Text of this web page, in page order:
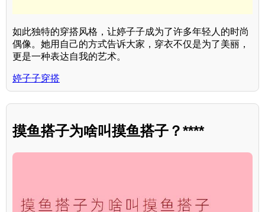
如此独特的穿搭风格，让婷子子成为了许多年轻人的时尚
偶像。她用自己的方式告诉大家，穿衣不仅是为了美丽，
更是一种表达自我的艺术。
婷子子穿搭
摸鱼搭子为啥叫摸鱼搭子？****